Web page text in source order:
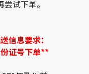
试下单。
信息要求：
证号下单**